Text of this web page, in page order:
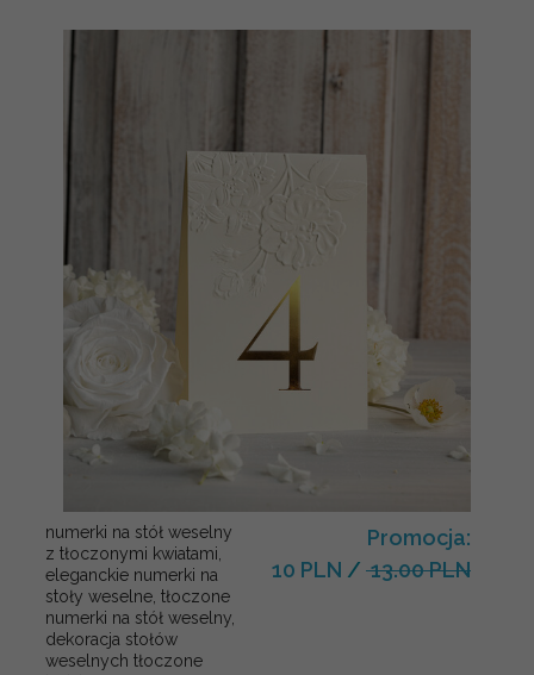
numerki na stół weselny
z tłoczonymi kwiatami,
eleganckie numerki na
stoły weselne, tłoczone
numerki na stół weselny,
dekoracja stołów
weselnych tłoczone
Promocja:
10 PLN / 13.00 PLN